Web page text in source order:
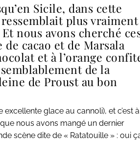
Sicile, dans cette
plus vraiment
nous avons cherché
cacao et de Marsala
et à l’orange
de la
de Proustau bon
glace au cannoli), et c’est à
nous avons mangé un dernier
scène dite de « Ratatouille » : oui